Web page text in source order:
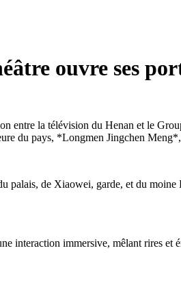
ouvre ses
la télévision du Henan et le
du pays, *Longmen Jingchen
de Xiaowei, garde, et du
interaction immersive, mêlant rires